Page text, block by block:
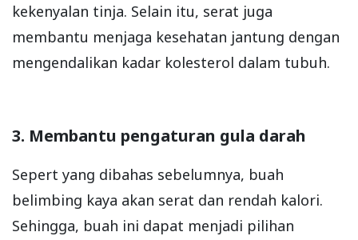
kekenyalan tinja. Selain itu, serat juga
membantu menjaga kesehatan jantung dengan
mengendalikan kadar kolesterol dalam tubuh.
3. Membantu pengaturan gula darah
Sepert yang dibahas sebelumnya, buah
belimbing kaya akan serat dan rendah kalori.
Sehingga, buah ini dapat menjadi pilihan